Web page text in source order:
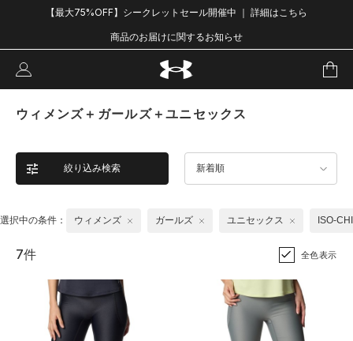
【最大75%OFF】シークレットセール開催中 ｜ 詳細はこちら
商品のお届けに関するお知らせ
ウィメンズ＋ガールズ＋ユニセックス
絞り込み検索 新着順
選択中の条件： ウィメンズ ガールズ ユニセックス ISO-
7件 全色表示